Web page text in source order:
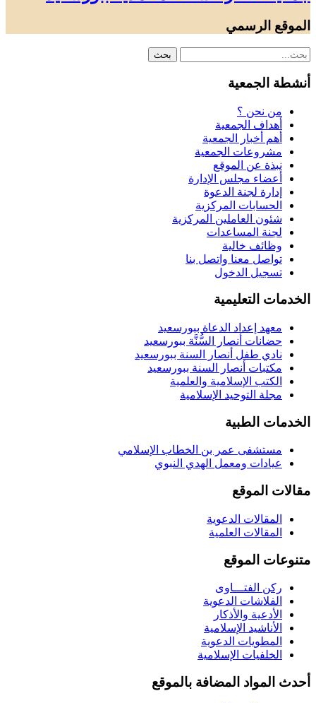
الموقع الرسمي
أنشطة الجمعية
من نحن ؟
أهداف الجمعية
أهم أخبار الجمعية
مشروعات الجمعية
نبذة عن الموقع
أعضاء مجلس الإدارة
إدارة لجنة الدعوة
الحسابات المركزية
شئون العاملين المركزية
لجنة المساعدات
وظائف خالية
تواصل معنا واتصل بنا
تسجيل الدخول
الخدمات التعليمية
معهد إعداد الدعاة ببورسعيد
حضانات أنصار السُّنَّة ببورسعيد
نادي طفل أنصار السنة ببورسعيد
مكتبات أنصار السنة ببورسعيد
الكتب الإسلامية والعلمية
مجلة التوحيد الإسلامية
الخدمات الطبية
مستشفى عمر بن الخطاب الإسلامي
عيادات ومعمل الهدي النبوي
مقالات الموقع
المقالات الدعوية
المقالات العلمية
متنوعات الموقع
ركن الفتـــاوى
الفلاشات الدعوية
الأدعية والأذكار
الأناشيد الإسلامية
المطويات الدعوية
الخلفيات الإسلامية
أحدث المواد المضافة بالموقع